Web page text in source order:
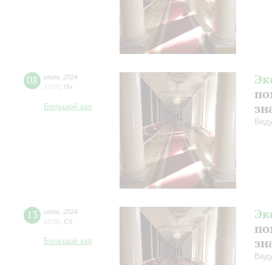
08 июля 2024
17:00 Пн
Большой зал
13 июля 2024
12:00 Сб
Большой зал